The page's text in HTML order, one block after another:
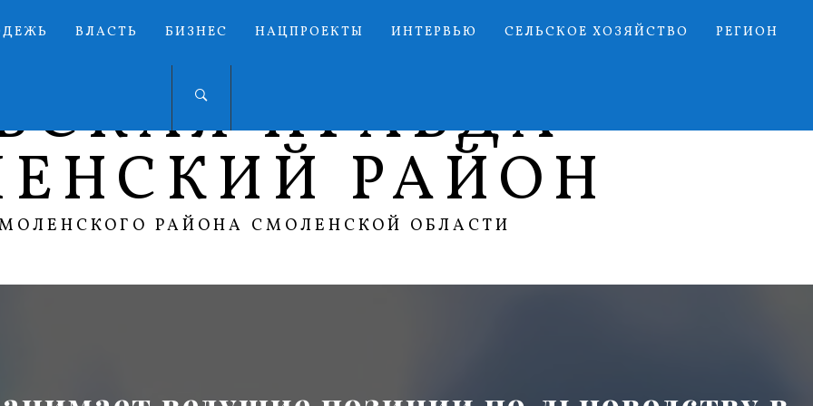
ВЛАСТЬ БИЗНЕС НАЦПРОЕКТЫ ИНТЕРВЬЮ СЕЛЬСКОЕ ХОЗЯЙСТВО РЕГИОН
ПРАВДА
РАЙОН
РАЙОНА СМОЛЕНСКОЙ ОБЛАСТИ